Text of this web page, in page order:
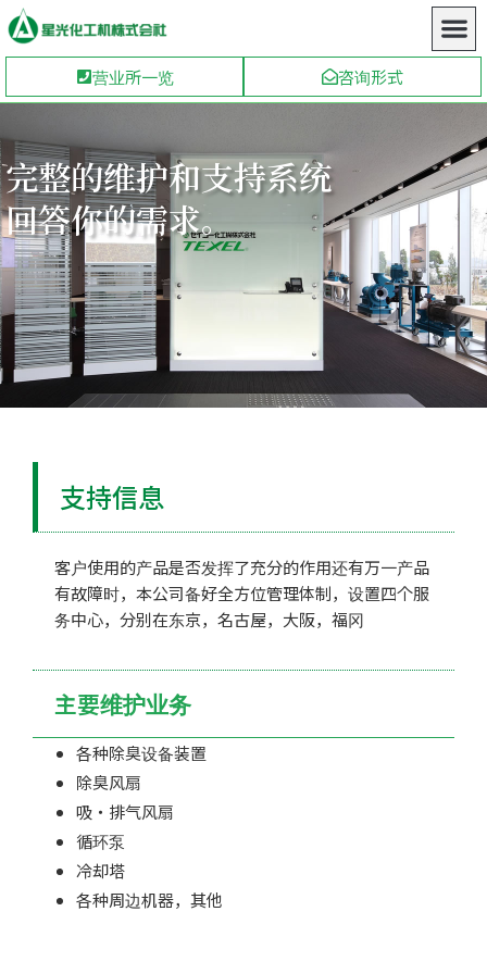
营业所一览 咨询形式
完整的维护和支持系统
回答你的需求。
支持信息
客户使用的产品是否发挥了充分的作用还有万一产品
有故障时，本公司备好全方位管理体制，设置四个服
务中心，分别在东京，名古屋，大阪，福冈
主要维护业务
各种除臭设备装置
除臭风扇
吸・排气风扇
循环泵
冷却塔
各种周边机器，其他